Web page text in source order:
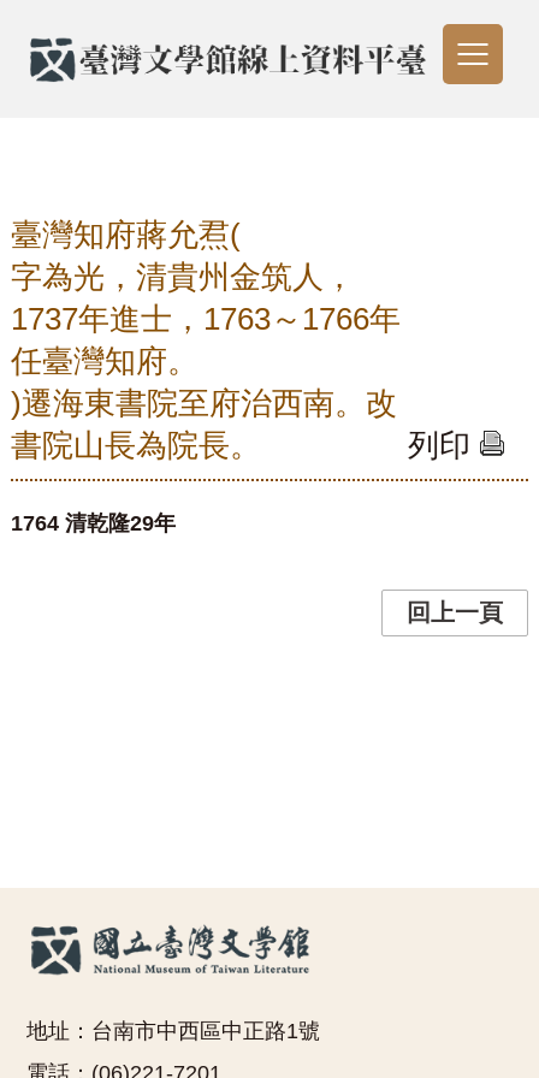
臺灣知府蔣允焄(
字為光，清貴州金筑人，
1737年進士，1763～1766年
任臺灣知府。
)遷海東書院至府治西南。改
書院山長為院長。
列印
1764 清乾隆29年
回上一頁
地址：台南市中西區中正路1號